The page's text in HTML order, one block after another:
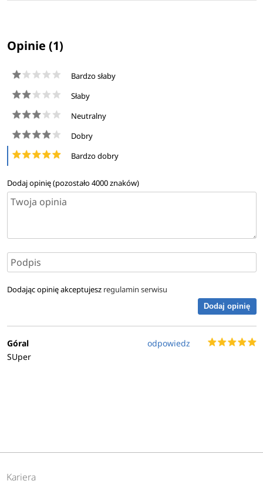
Opinie (1)
Bardzo słaby
Słaby
Neutralny
Dobry
Bardzo dobry
Dodaj opinię (pozostało4000znaków)
Dodając opinię akceptujesz regulamin serwisu
Dodaj opinię
Góral
odpowiedz
SUper
Kariera